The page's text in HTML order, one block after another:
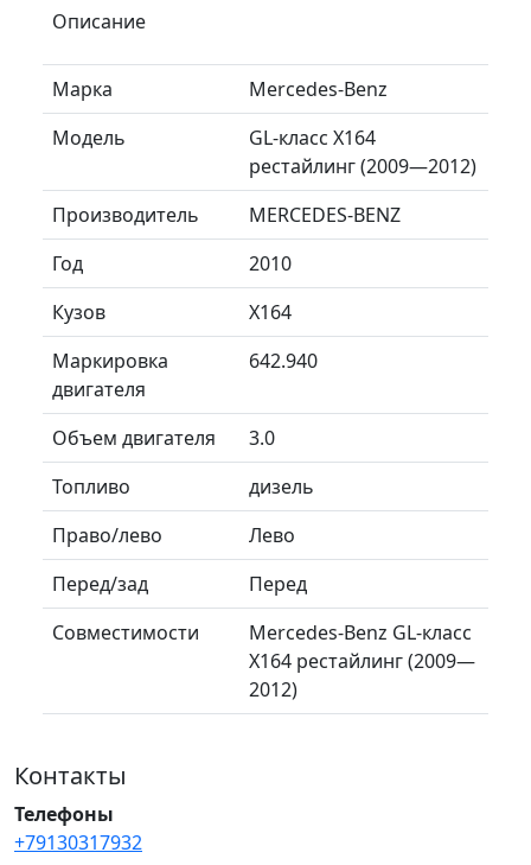
Описание
Марка
Mercedes-Benz
Модель
GL-класс X164
рестайлинг (2009—2012)
Производитель
MERCEDES-BENZ
Год
2010
Кузов
X164
Маркировка
двигателя
642.940
Объем двигателя
3.0
Топливо
дизель
Право/лево
Лево
Перед/зад
Перед
Совместимости
Mercedes-Benz GL-класс
X164 рестайлинг (2009—
2012)
Контакты
Телефоны
+79130317932